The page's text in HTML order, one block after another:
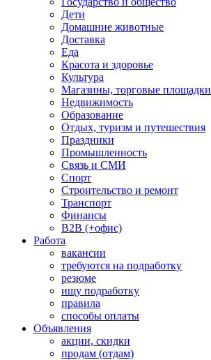
Дети
Домашние животные
Доставка
Еда
Красота и здоровье
Культура
Магазины, торговые площадки
Недвижимость
Образование
Отдых, туризм и путешествия
Праздники
Промышленность
Связь и СМИ
Спорт
Строительство и ремонт
Транспорт
Финансы
B2B (+офис)
Работа
вакансии
требуются на подработку
резюме
ищу подработку
правила
способы оплаты
Объявления
акции, скидки
продам (отдам)